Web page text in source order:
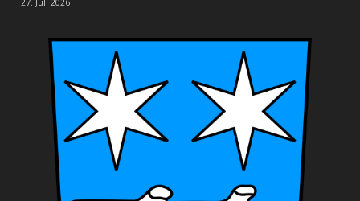
27. Juli 2026